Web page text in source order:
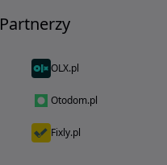
Partnerzy
OLX.pl
Otodom.pl
Fixly.pl